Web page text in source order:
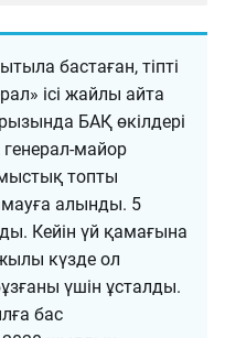
бастаған, тіпті
ісі жайлы айта
БАҚ өкілдері
генерал-майор
топты
алынды. 5
Кейін үй қамағына
күзде ол
үшін ұсталды.
бас